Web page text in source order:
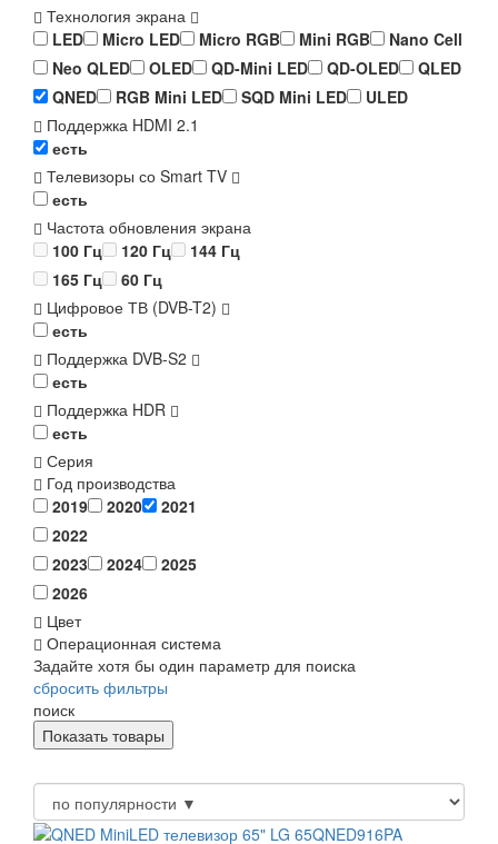
Технология экрана
LED
Micro LED Micro RGB Mini RGB
Nano Cell
Neo QLED
OLED QD-Mini LED QD-OLED
QLED
QNED
RGB Mini LED SQD Mini LED
ULED
Поддержка HDMI 2.1
есть
Телевизоры со Smart TV
есть
Частота обновления экрана
100 Гц
120 Гц
144 Гц
165 Гц
60 Гц
Цифровое ТВ (DVB-T2)
есть
Поддержка DVB-S2
есть
Поддержка HDR
есть
Серия
Год производства
2019
2020
2021
2022
2023
2024
2025
2026
Цвет
Операционная система
Задайте хотя бы один параметр для поиска
сбросить фильтры
поиск